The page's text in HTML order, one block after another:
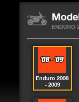
ENDURO
Enduro 2008
- 2009